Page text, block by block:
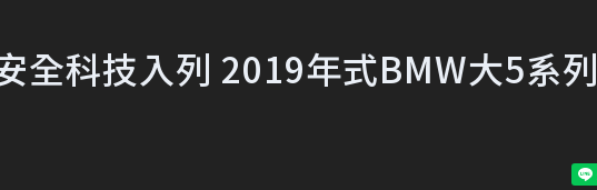
科技入列 2019年式BMW大5系列